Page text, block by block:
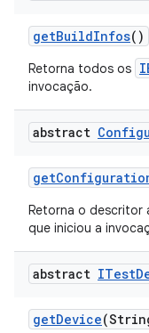
getBuildInfos()
Retorna todos os
invocação.
abstract
get
Retorna o descritor
que iniciou a
abstract ITest
getDevice